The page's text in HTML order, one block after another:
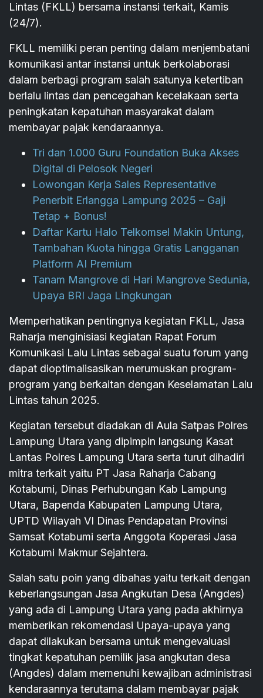
Lintas (FKLL) bersama instansi terkait, Kamis
(24/7).
FKLL memiliki peran penting dalam menjembatani
komunikasi antar instansi untuk berkolaborasi
dalam berbagi program salah satunya ketertiban
berlalu lintas dan pencegahan kecelakaan serta
peningkatan kepatuhan masyarakat dalam
membayar pajak kendaraannya.
Tri dan 1.000 Guru Foundation Buka Akses
Digital di Pelosok Negeri
Lowongan Kerja Sales Representative
Penerbit Erlangga Lampung 2025 – Gaji
Tetap + Bonus!
Daftar Kartu Halo Telkomsel Makin Untung,
Tambahan Kuota hingga Gratis Langganan
Platform AI Premium
Tanam Mangrove di Hari Mangrove Sedunia,
Upaya BRI Jaga Lingkungan
Memperhatikan pentingnya kegiatan FKLL, Jasa
Raharja menginisiasi kegiatan Rapat Forum
Komunikasi Lalu Lintas sebagai suatu forum yang
dapat dioptimalisasikan merumuskan program-
program yang berkaitan dengan Keselamatan Lalu
Lintas tahun 2025.
Kegiatan tersebut diadakan di Aula Satpas Polres
Lampung Utara yang dipimpin langsung Kasat
Lantas Polres Lampung Utara serta turut dihadiri
mitra terkait yaitu PT Jasa Raharja Cabang
Kotabumi, Dinas Perhubungan Kab Lampung
Utara, Bapenda Kabupaten Lampung Utara,
UPTD Wilayah VI Dinas Pendapatan Provinsi
Samsat Kotabumi serta Anggota Koperasi Jasa
Kotabumi Makmur Sejahtera.
Salah satu poin yang dibahas yaitu terkait dengan
keberlangsungan Jasa Angkutan Desa (Angdes)
yang ada di Lampung Utara yang pada akhirnya
memberikan rekomendasi Upaya-upaya yang
dapat dilakukan bersama untuk mengevaluasi
tingkat kepatuhan pemilik jasa angkutan desa
(Angdes) dalam memenuhi kewajiban administrasi
kendaraannya terutama dalam membayar pajak